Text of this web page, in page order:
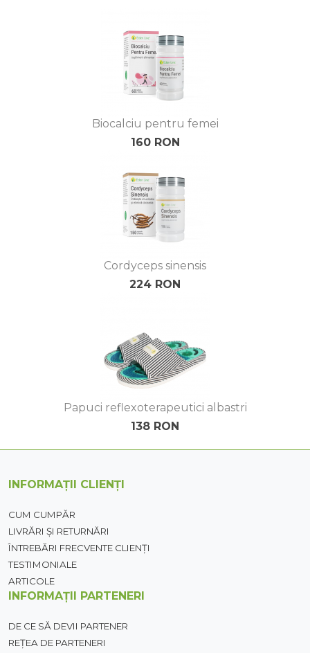
Biocalciu pentru femei
160 RON
Cordyceps sinensis
224 RON
Papuci reflexoterapeutici albastri
138 RON
INFORMAȚII CLIENȚI
CUM CUMPĂR
LIVRĂRI ȘI RETURNĂRI
ÎNTREBĂRI FRECVENTE CLIENȚI
TESTIMONIALE
ARTICOLE
INFORMAȚII PARTENERI
DE CE SĂ DEVII PARTENER
REȚEA DE PARTENERI